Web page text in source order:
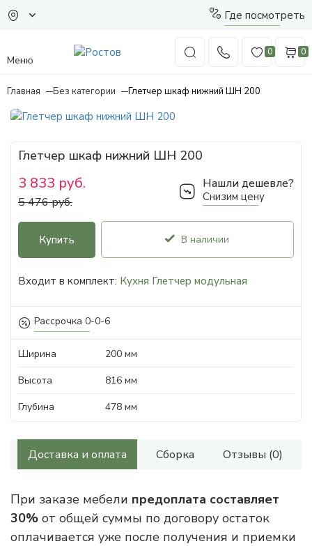
Где посмотреть
Меню
0 0
Главная Без категории Глетчер шкаф нижний ШН 200
Рассрочка 0-0-6
Глетчер шкаф нижний ШН 200
3 833 руб.
5 476 руб.
Нашли дешевле?
Снизим цену
Купить В наличии
Входит в комплект: Кухня Глетчер модульная
Ширина
200 мм
Высота
816 мм
Глубина
478 мм
Доставка и оплата Сборка Отзывы (0)
При заказе мебели предоплата составляет
30% от общей суммы по договору остаток
оплачивается уже после получения и приемки